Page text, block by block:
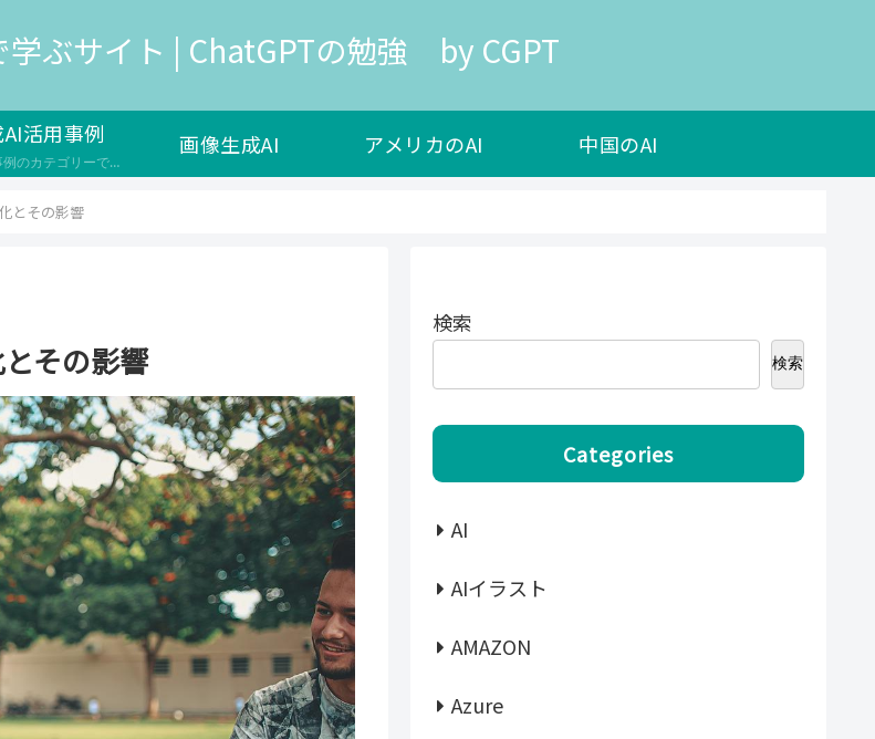
学ぶサイト | ChatGPTの勉強 by CGPT
活用事例
企業活用事例のカテゴリーです。生成AIは、人工知能の一種で、新しいデータやコンテンツを生成する能力を持つAIのことを指し、様々な企業で新サービスの開発や自社の業務効率化で導入が検討されています。 生成AIのメリットや効果 ユーザーの満足度やエンゲージメントを高める コストや時間の削減や品質の向上を実現する 新しい価値やイノベーションを生み出す 生成AIの課題や注意点 生成AIの出力の信頼性や公平性…
画像生成AI アメリカのAI 中国のAI
とその影響
その影響
検索
検索
Categories
AI
AIイラスト
AMAZON
Azure